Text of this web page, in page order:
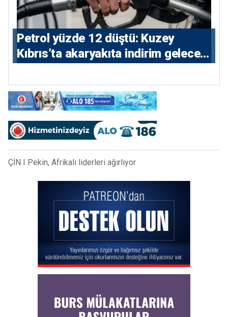
Petrol yüzde 12 düştü: Kuzey
Kıbrıs’ta akaryakıta indirim gelecek
ÇİN I Pekin, Afrikalı liderleri ağırlıyor